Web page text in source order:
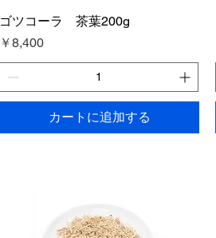
ゴツコーラ 茶葉200g
価格
￥8,400
カートに追加する